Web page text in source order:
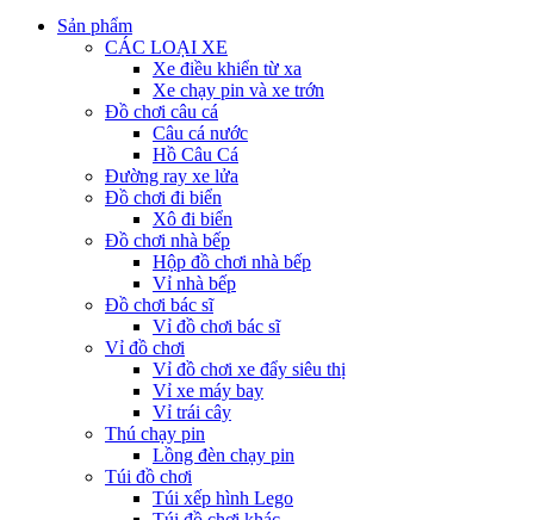
Sản phẩm
CÁC LOẠI XE
Xe điều khiển từ xa
Xe chạy pin và xe trớn
Đồ chơi câu cá
Câu cá nước
Hồ Câu Cá
Đường ray xe lửa
Đồ chơi đi biển
Xô đi biển
Đồ chơi nhà bếp
Hộp đồ chơi nhà bếp
Vỉ nhà bếp
Đồ chơi bác sĩ
Vỉ đồ chơi bác sĩ
Vỉ đồ chơi
Vỉ đồ chơi xe đẩy siêu thị
Vỉ xe máy bay
Vỉ trái cây
Thú chạy pin
Lồng đèn chạy pin
Túi đồ chơi
Túi xếp hình Lego